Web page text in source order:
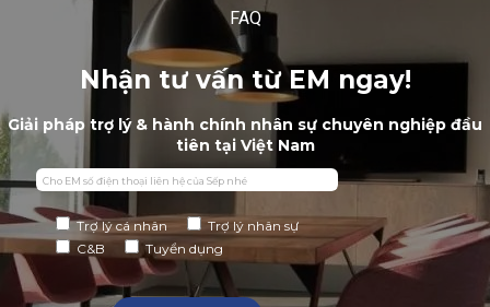
FAQ
Nhận tư vấn từ EM ngay!
Giải pháp trợ lý & hành chính nhân sự chuyên nghiệp đầu
tiên tại Việt Nam
Trợ lý cá nhân
Trợ lý nhân sự
C&B
Tuyển dụng